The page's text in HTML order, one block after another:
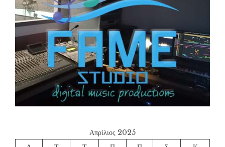
Απρίλιος 2025